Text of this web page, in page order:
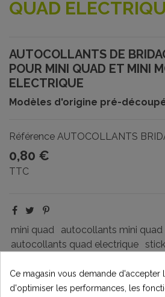
QUAD
AUTOCOLLANTS DE
POUR MINI QUAD ET MINI
ELECTRIQUE
Modèles d'origine pré-
Référence AUTOCOLLANTS
0,80 €
TTC
mini quad autocollants mini quad
autocollants quad electrique
sticker bridage 3 vitesses
Ce magasin vous demande d'accepter
d'optimiser les performances, les